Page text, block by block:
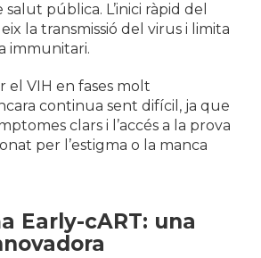
pública. L’inici ràpid del
la transmissió del virus i limita
immunitari.
el VIH en fases molt
continua sent difícil, ja que
clars i l’accés a la prova
per l’estigma o la manca
Early-cART: una